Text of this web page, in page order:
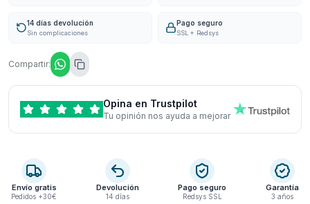
14 días devolución
Sin complicaciones
Pago seguro
SSL + Redsys
Compartir:
Opina en Trustpilot
Tu opinión nos ayuda a mejorar
Envío gratis
Pedidos +30€
Devolución
14 días
Pago seguro
Redsys SSL
Garantía
3 años